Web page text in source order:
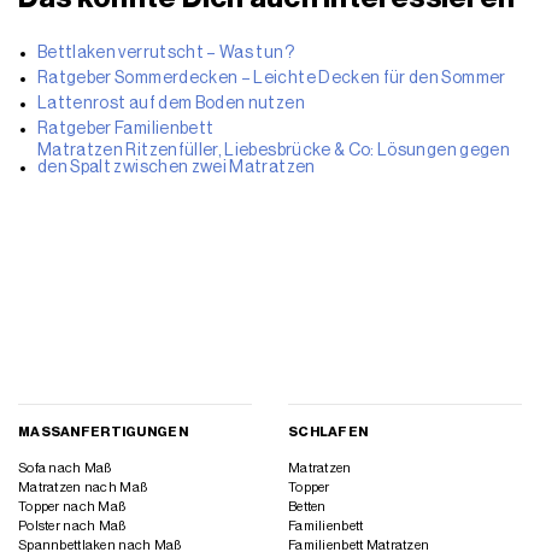
Bettlaken verrutscht – Was tun?
Ratgeber Sommerdecken – Leichte Decken für den Sommer
Lattenrost auf dem Boden nutzen
Ratgeber Familienbett
Matratzen Ritzenfüller, Liebesbrücke & Co: Lösungen gegen
den Spalt zwischen zwei Matratzen
MASSANFERTIGUNGEN
Sofa nach Maß
Matratzen nach Maß
Topper nach Maß
Polster nach Maß
Spannbettlaken nach Maß
SCHLAFEN
Matratzen
Topper
Betten
Familienbett
Familienbett Matratzen